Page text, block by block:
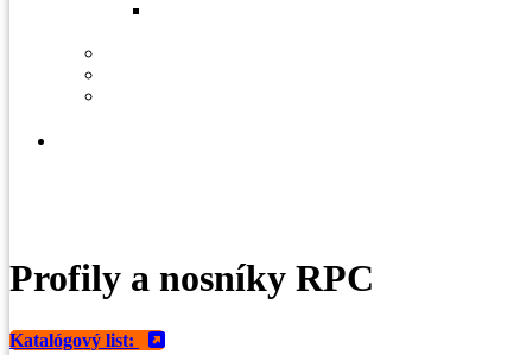
Profily a nosníky RPC
Katalógový list: